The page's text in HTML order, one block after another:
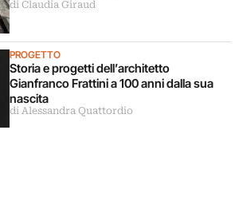
di Claudia Giraud
PROGETTO
Storia e progetti dell’architetto
Gianfranco Frattini a 100 anni dalla sua
nascita
di Alessandra Quattordio